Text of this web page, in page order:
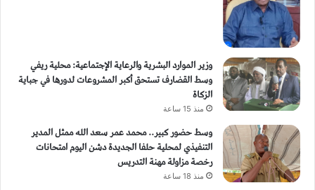
وزير الموارد البشرية والرعاية الإجتماعية: محلية ريفي
وسط القضارف تستحق أكبر المشروعات لدورها في جباية
الزكاة
منذ 15 ساعة
وسط حضور كبير.. محمد عمر سعد الله ممثل المدير
التنفيذي لمحلية حلفا الجديدة دشن اليوم امتحانات
رخصة مزاولة مهنة التدريس
منذ 18 ساعة